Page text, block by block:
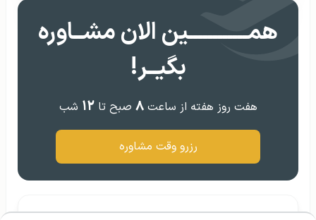
همــــــــــــین الان مشــاوره
بگیــر!
هفت روز هفته از ساعت۸ صبح تا۱۲ شب
رزرو وقت مشاوره